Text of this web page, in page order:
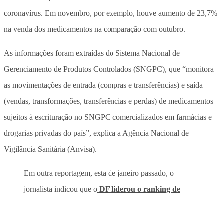
coronavírus. Em novembro, por exemplo, houve aumento de 23,7%
na venda dos medicamentos na comparação com outubro.
As informações foram extraídas do Sistema Nacional de
Gerenciamento de Produtos Controlados (SNGPC), que “monitora
as movimentações de entrada (compras e transferências) e saída
(vendas, transformações, transferências e perdas) de medicamentos
sujeitos à escrituração no SNGPC comercializados em farmácias e
drogarias privadas do país”, explica a Agência Nacional de
Vigilância Sanitária (Anvisa).
Em outra reportagem, esta de janeiro passado, o
jornalista indicou que o DF liderou o ranking de